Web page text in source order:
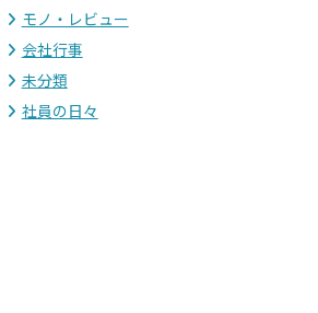
モノ・レビュー
会社行事
未分類
社員の日々